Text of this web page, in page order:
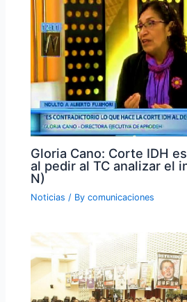
Gloria Cano: Corte IDH
al pedir al TC analizar el
N)
Noticias / Bycomunicaciones